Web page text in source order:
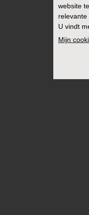
website
relevante
U vindt
Mijn